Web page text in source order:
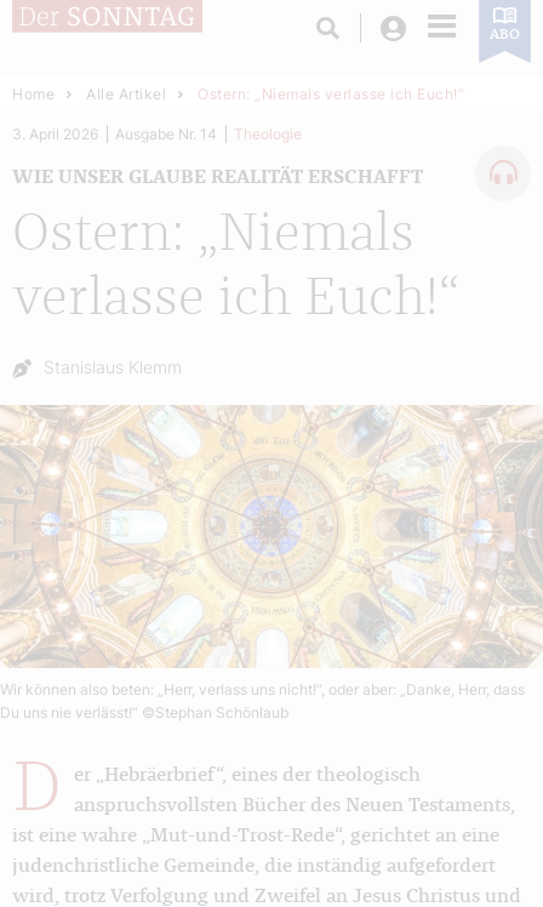
Login ABO
Home Alle Artikel Ostern: „Niemals verlasse ich Euch!“
Ostern: „Niemals
verlasse ich Euch!“
WIE UNSER GLAUBE REALITÄT ERSCHAFFT
3. April 2026 Ausgabe Nr. 14 Theologie
Autor:
Stanislaus Klemm
Wir können also beten: „Herr, verlass uns nicht!“, oder aber: „Danke, Herr, dass
Du uns nie verlässt!“ ©Stephan Schönlaub
D
er „Hebräerbrief“, eines der theologisch
anspruchsvollsten Bücher des Neuen Testaments,
ist eine wahre „Mut-und-Trost-Rede“, gerichtet an eine
judenchristliche Gemeinde, die inständig aufgefordert
wird, trotz Verfolgung und Zweifel an Jesus Christus und